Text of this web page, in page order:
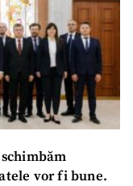
vor fi bune.